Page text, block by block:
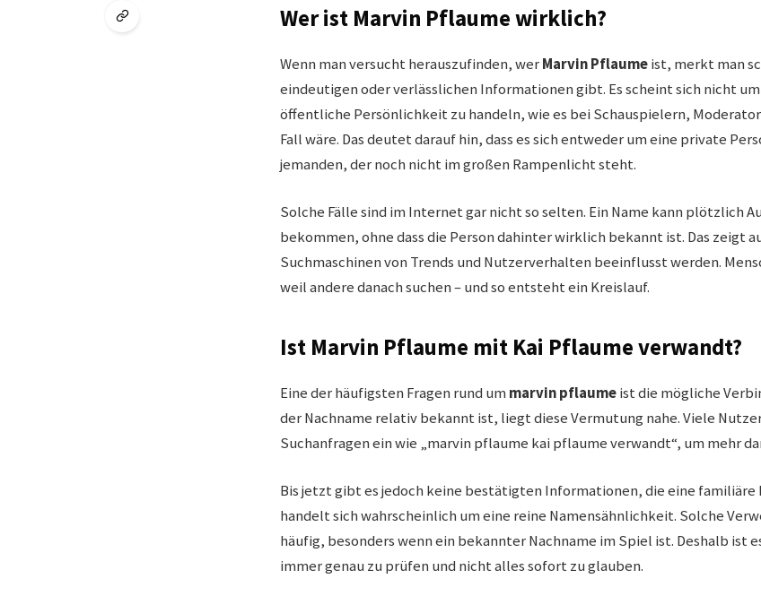
Wer ist Marvin Pflaume wirklich?
Wenn man versucht herauszufinden, werMarvin Pflaumeist, merkt man
eindeutigen oder verlässlichen Informationen gibt. Es scheint sich nicht
öffentliche Persönlichkeit zu handeln, wie es bei Schauspielern,
Fall wäre. Das deutet darauf hin, dass es sich entweder um eine private
jemanden, der noch nicht im großen Rampenlicht steht.
Solche Fälle sind im Internet gar nicht so selten. Ein Name kann plötzlich
bekommen, ohne dass die Person dahinter wirklich bekannt ist. Das zeigt
Suchmaschinen von Trends und Nutzerverhalten beeinflusst werden.
weil andere danach suchen – und so entsteht ein Kreislauf.
Ist Marvin Pflaume mit Kai Pflaume verwandt?
Eine der häufigsten Fragen rund um marvin pflaumeist die mögliche
der Nachname relativ bekannt ist, liegt diese Vermutung nahe. Viele
Suchanfragen ein wie „marvin pflaume kai pflaume verwandt“, um mehr
Bis jetzt gibt es jedoch keine bestätigten Informationen, die eine familiäre
handelt sich wahrscheinlich um eine reine Namensähnlichkeit. Solche
häufig, besonders wenn ein bekannter Nachname im Spiel ist. Deshalb ist
immer genau zu prüfen und nicht alles sofort zu glauben.